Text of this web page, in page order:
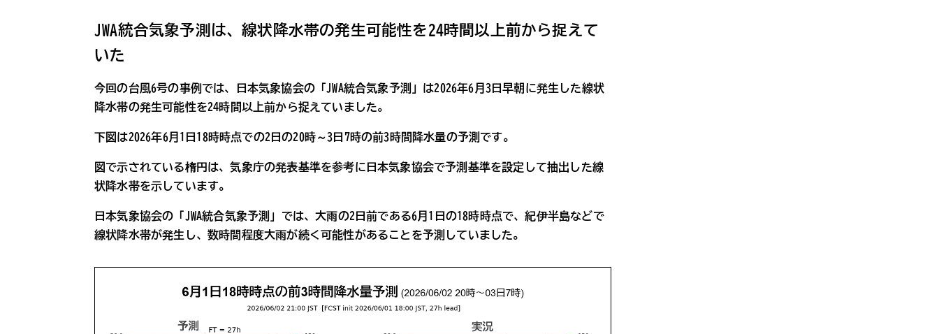
JWA統合気象予測は、線状降水帯の発生可能性を24時間以上前から捉えて
いた
今回の台風6号の事例では、日本気象協会の「JWA統合気象予測」は2026年6月3日早朝に発生した線状
降水帯の発生可能性を24時間以上前から捉えていました。
下図は2026年6月1日18時時点での2日の20時～3日7時の前3時間降水量の予測です。
図で示されている楕円は、気象庁の発表基準を参考に日本気象協会で予測基準を設定して抽出した線
状降水帯を示しています。
日本気象協会の「JWA統合気象予測」では、大雨の2日前である6月1日の18時時点で、紀伊半島などで
線状降水帯が発生し、数時間程度大雨が続く可能性があることを予測していました。